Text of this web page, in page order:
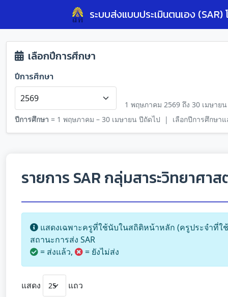
ระบบส่งแบบประเมินตนเอง
เลือกปีการศึกษา
ปีการศึกษา
1 พฤษภาคม 2569 ถึง 30 เมษาย
ปีการศึกษา = 1 พฤษภาคม – 30 เมษายน ปีถัดไป | เลือกปีการศึกษา
รายการ SAR กลุ่มสาระวิทยาศาส
แสดงเฉพาะครูที่ใช้นับในสถิติหน้าหลัก (ครูประจำที่
สถานะการส่ง SAR
= ส่งแล้ว,
= ยังไม่ส่ง
แสดง แถว